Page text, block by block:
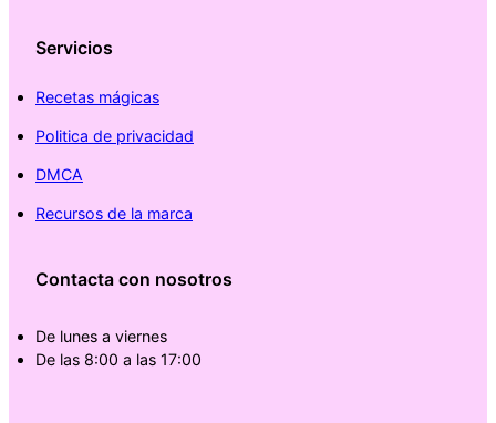
Servicios
Recetas mágicas
Politica de privacidad
DMCA
Recursos de la marca
Contacta con nosotros
De lunes a viernes
De las 8:00 a las 17:00